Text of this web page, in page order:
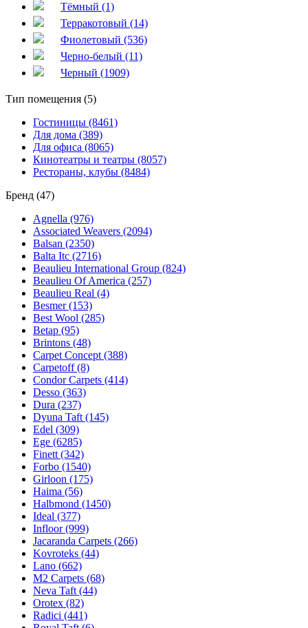
Тёмный (1)
Терракотовый (14)
Фиолетовый (536)
Черно-белый (11)
Черный (1909)
Тип помещения (5)
Гостиницы (8461)
Для дома (389)
Для офиса (8065)
Кинотеатры и театры (8057)
Рестораны, клубы (8484)
Бренд (47)
Agnella (976)
Associated Weavers (2094)
Balsan (2350)
Balta Itc (2716)
Beaulieu International Group (824)
Beaulieu Of America (257)
Beaulieu Real (4)
Besmer (153)
Best Wool (285)
Betap (95)
Brintons (48)
Carpet Concept (388)
Carpetoff (8)
Condor Carpets (414)
Desso (363)
Dura (237)
Dyuna Taft (145)
Edel (309)
Ege (6285)
Finett (342)
Forbo (1540)
Girloon (175)
Haima (56)
Halbmond (1450)
Ideal (377)
Infloor (999)
Jacaranda Carpets (266)
Kovroteks (44)
Lano (662)
M2 Carpets (68)
Neva Taft (44)
Orotex (82)
Radici (441)